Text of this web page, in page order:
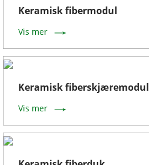
Keramisk fibermodul
Vis mer
Keramisk fiberskjæremodul
Vis mer